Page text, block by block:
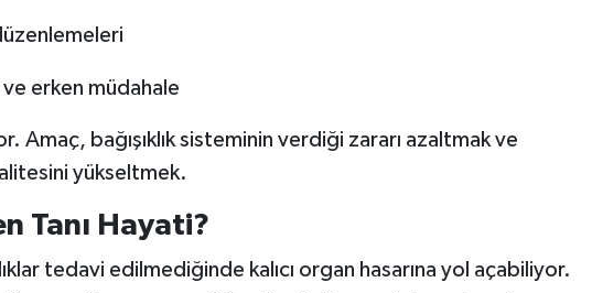
erken müdahale
Amaç, bağışıklık sisteminin verdiği zararı azaltmak ve
yükseltmek.
Tanı Hayati?
tedavi edilmediğinde kalıcı organ hasarına yol açabiliyor.